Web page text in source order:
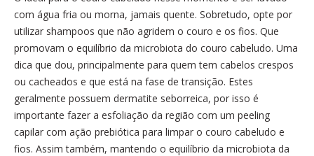
com água fria ou morna, jamais quente. Sobretudo, opte por
utilizar shampoos que não agridem o couro e os fios. Que
promovam o equilíbrio da microbiota do couro cabeludo. Uma
dica que dou, principalmente para quem tem cabelos crespos
ou cacheados e que está na fase de transição. Estes
geralmente possuem dermatite seborreica, por isso é
importante fazer a esfoliação da região com um peeling
capilar com ação prebiótica para limpar o couro cabeludo e
fios. Assim também, mantendo o equilíbrio da microbiota da